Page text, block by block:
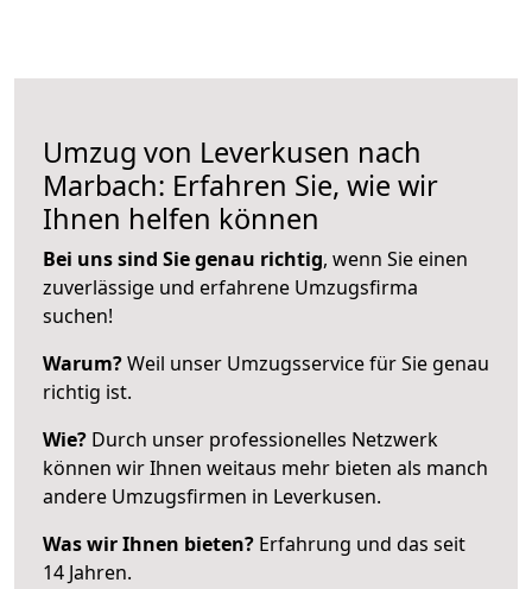
Umzug von Leverkusen nach
Marbach: Erfahren Sie, wie wir
Ihnen helfen können
Bei uns sind Sie genau richtig, wenn Sie einen
zuverlässige und erfahrene Umzugsfirma
suchen!
Warum?Weil unser Umzugsservice für Sie genau
richtig ist.
Wie? Durch unser professionelles Netzwerk
können wir Ihnen weitaus mehr bieten als manch
andere Umzugsfirmen in Leverkusen.
Was wir Ihnen bieten? Erfahrung und das seit
14 Jahren.